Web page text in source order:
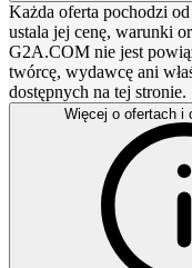
Każda oferta pochodzi
ustala jej cenę, warunki
G2A.COM nie jest
twórcę, wydawcę ani
dostępnych na tej stronie.
Więcej o ofertach i